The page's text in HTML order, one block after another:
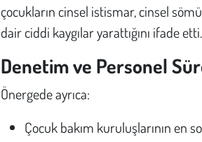
çocukların cinsel istismar, cinsel
dair ciddi kaygılar yarattığını ifade etti.
Denetim ve Personel
Önergede ayrıca:
Çocuk bakım kuruluşlarının en